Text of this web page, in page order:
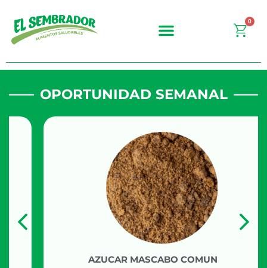
contenido
0
OPORTUNIDAD SEMANAL
AZUCAR MASCABO COMUN